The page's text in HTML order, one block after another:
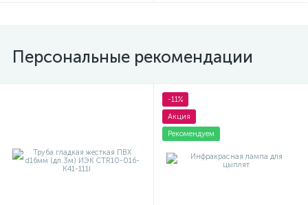
Персональные рекомендации
-11%
Акция
Рекомендуем